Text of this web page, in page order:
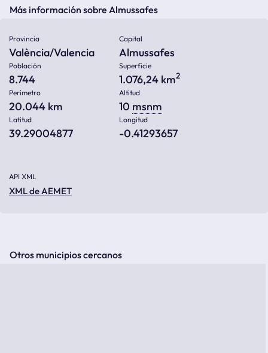
Más información sobre Almussafes
Provincia
València/Valencia
Capital
Almussafes
Población
8.744
Superficie
1.076,24 km2
Perímetro
20.044 km
Altitud
10 msnm
Latitud
39.29004877
Longitud
-0.41293657
API XML
XML de AEMET
Otros municipios cercanos